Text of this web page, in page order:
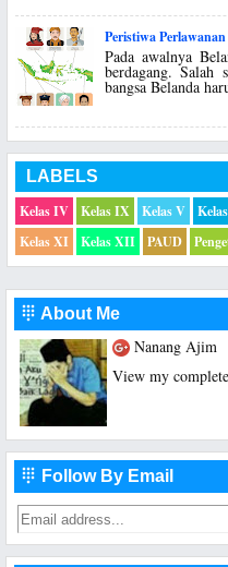
Peristiwa
Pada awalnya
berdagang. Salah
bangsa Belanda
LABELS
Kelas IV
Kelas IX Kelas V
Kelas XI
Kelas XII PAUD
 About Me
Nanang Ajim
View my
 Follow By Email